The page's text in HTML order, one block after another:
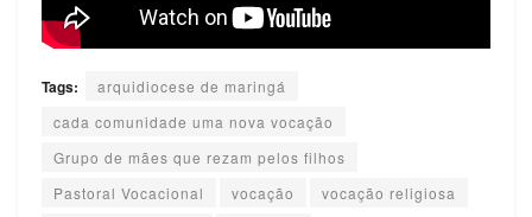
Tags:
arquidiocese de maringá
cada comunidade uma nova vocação
Grupo de mães que rezam pelos filhos
Pastoral Vocacional
vocação
vocação religiosa